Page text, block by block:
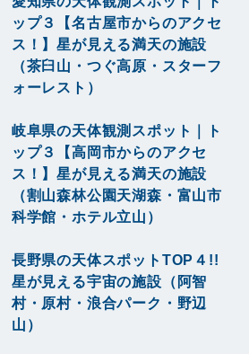
ップ３【名古屋市からのアクセ
ス！】星が見える満天の施設
（茶臼山・つぐ高原・スターフ
ォーレスト）
岐阜県の天体観測スポット｜ト
ップ３【高岡市からのアクセ
ス！】星が見える満天の施設
（割山森林公園天湖森・富山市
科学館・ホテル立山）
長野県の天体スポットTOP４!!
星が見える宇宙の施設（阿智
村・原村・浪合パーク・野辺
山）